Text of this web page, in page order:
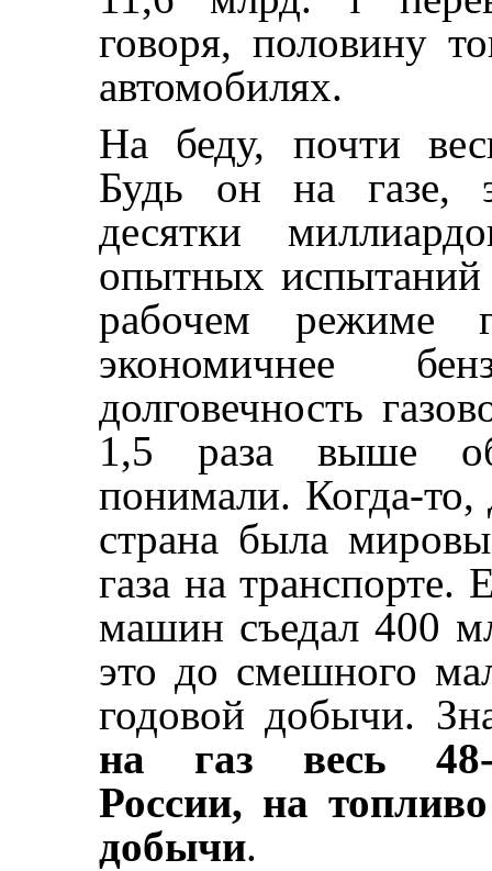
говоря, половину
автомобилях.
На беду, почти
Будь он на газе,
десятки
опытных
рабочем режиме
экономичнее
долговечность
1,5 раза выше
понимали. Когда-то,
страна была
газа на транспорте.
машин съедал 400
это до смешного
годовой добычи.
на газ весь 48-
России, на
добычи.